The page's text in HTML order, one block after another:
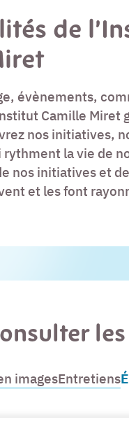
de
évènements,
Camille Miret
nos initiatives,
la vie de
nos initiatives et
et les font
imagesEntretiens